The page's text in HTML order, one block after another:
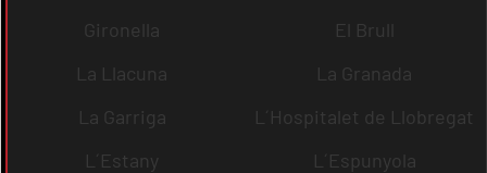
Gironella
El Brull
La Llacuna
La Granada
La Garriga
L´Hospitalet de Llobregat
L´Estany
L´Espunyola